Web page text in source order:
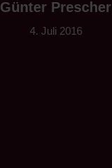
Günter Prescher
4. Juli 2016